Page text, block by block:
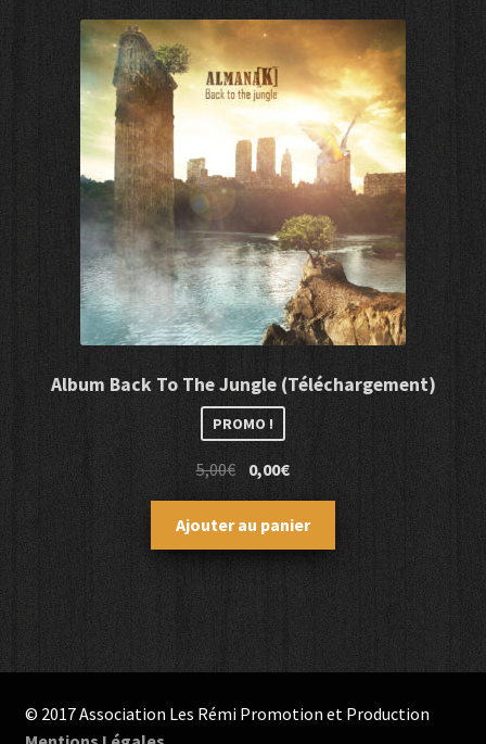
Album Back To The Jungle (Téléchargement)
PROMO !
5,00€ Le
initial
était :
0,00€Le
actuel
est :
Ajouter au panier
© 2017 Association Les Rémi Promotion et Production